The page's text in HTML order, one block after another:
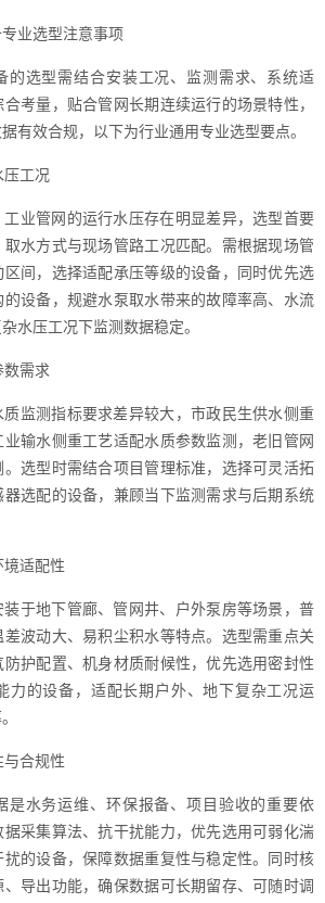
业选型注意事项
的选型需结合安装工况、监测需求、系统适
考量，贴合管网长期连续运行的场景特性，
有效合规，以下为行业通用专业选型要点。
压工况
业管网的运行水压存在明显差异，选型首要
水方式与现场管路工况匹配。需根据现场管
间，选择适配承压等级的设备，同时优先选
设备，规避水泵取水带来的故障率高、水流
水压工况下监测数据稳定。
数需求
监测指标要求差异较大，市政民生供水侧重
输水侧重工艺适配水质参数监测，老旧管网
选型时需结合项目管理标准，选择可灵活拓
选配的设备，兼顾当下监测需求与后期系统
适配性
于地下管廊、管网井、户外泵房等场景，普
波动大、易积尘积水等特点。选型需重点关
护配置、机身材质耐候性，优先选用密封性
力的设备，适配长期户外、地下复杂工况运
合规性
是水务运维、环保报备、项目验收的重要依
采集算法、抗干扰能力，优先选用可弱化湍
的设备，保障数据重复性与稳定性。同时核
导出功能，确保数据可长期留存、可随时调